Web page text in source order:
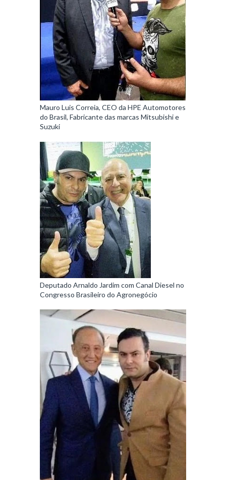
Mauro Luis Correia, CEO da HPE Automotores
do Brasil, Fabricante das marcas Mitsubishi e
Suzuki
Deputado Arnaldo Jardim com Canal Diesel no
Congresso Brasileiro do Agronegócio